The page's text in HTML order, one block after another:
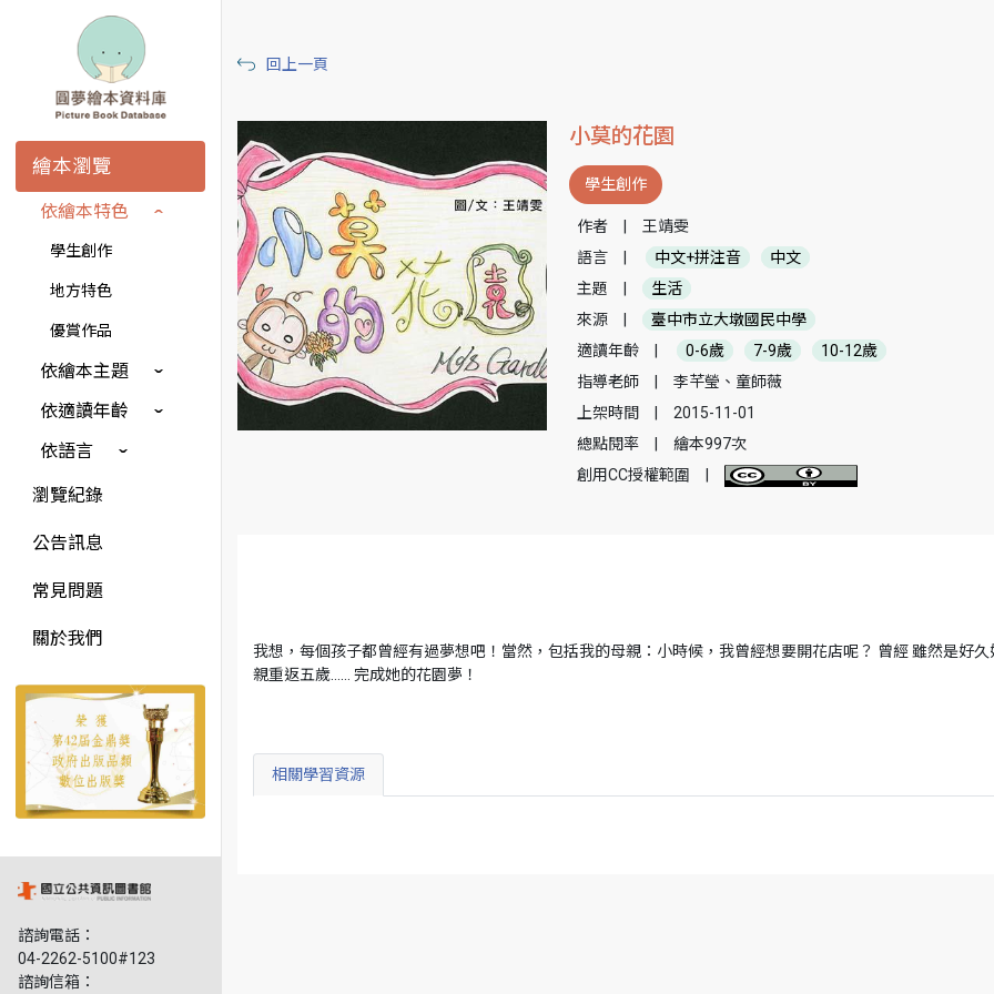
繪本瀏覽
依繪本特色
學生創作
地方特色
優賞作品
依繪本主題
依適讀年齡
依語言
瀏覽紀錄
公告訊息
常見問題
關於我們
諮詢電話：
04-2262-5100#123
諮詢信箱：
回上一頁
小莫的花園
學生創作
作者
王靖雯
語言
中文+拼注音
中文
主題
生活
來源
臺中市立大墩國民中學
適讀年齡
0-6歲 7-9歲
10-12歲
指導老師
李芊瑩、童師薇
上架時間
2015-11-01
總點閱率
繪本997次
創用CC授權範圍
我想，每個孩子都曾經有過夢想吧！當然，包括我的母親：小時候，我曾經想要開花店呢？ 曾經 雖然是好
親重返五歲…… 完成她的花園夢！
相關學習資源